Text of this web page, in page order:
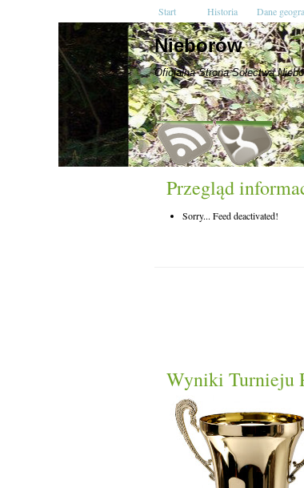
Start Historia Dane
Nieborów
Oficjalna Strona Sołectwa
Przegląd
Sorry... Feed deactivated!
Wyniki Turnieju